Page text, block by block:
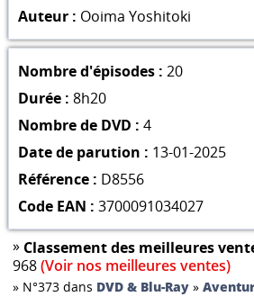
Auteur : Ooima Yoshitoki
Nombre d'épisodes : 20
Durée : 8h20
Nombre de DVD : 4
Date de parution : 13-01-2025
Référence : D8556
Code EAN : 3700091034027
» Classement des meilleures
968(Voir nos meilleures ventes)
» N°373 dans DVD & Blu-Ray »